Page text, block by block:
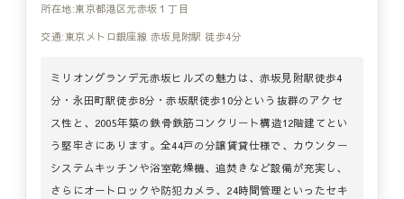
所在地:東京都港区元赤坂１丁目
交通:東京メトロ銀座線 赤坂見附駅 徒歩4分
ミリオングランデ元赤坂ヒルズの魅力は、赤坂見附駅徒歩4
分・永田町駅徒歩8分・赤坂駅徒歩10分という抜群のアクセ
ス性と、2005年築の鉄骨鉄筋コンクリート構造12階建てとい
う堅牢さにあります。全44戸の分譲賃貸仕様で、カウンター
システムキッチンや浴室乾燥機、追焚きなど設備が充実し、
さらにオートロックや防犯カメラ、24時間管理といったセキ